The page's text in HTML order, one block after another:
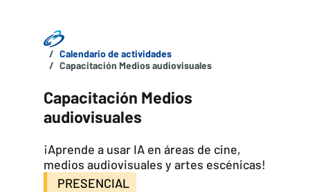
Calendario de actividades
Capacitación Medios audiovisuales
Capacitación Medios
audiovisuales
¡Aprende a usar IA en áreas de cine,
medios audiovisuales y artes escénicas!
PRESENCIAL